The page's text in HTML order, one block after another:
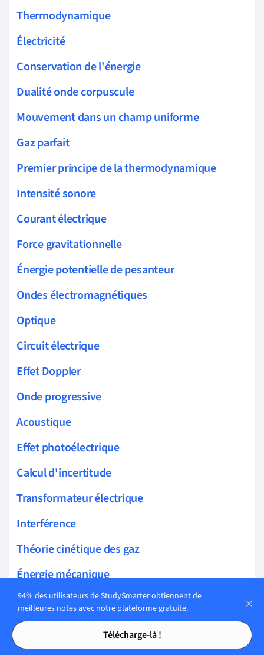
Tables des matières
Tables des matières
Thermodynamique
Électricité
Conservation de l'énergie
Dualité onde corpuscule
Mouvement dans un champ uniforme
Gaz parfait
Premier principe de la thermodynamique
Intensité sonore
Courant électrique
Force gravitationnelle
Énergie potentielle de pesanteur
Ondes électromagnétiques
Optique
Circuit électrique
Effet Doppler
Onde progressive
Acoustique
Effet photoélectrique
Calcul d'incertitude
Transformateur électrique
Interférence
Théorie cinétique des gaz
Énergie mécanique
Couleur des objets
Chute libre
Diffraction
94% des utilisateurs de StudySmarter obtiennent de
meilleures notes avec notre plateforme gratuite.
Télécharge-là !